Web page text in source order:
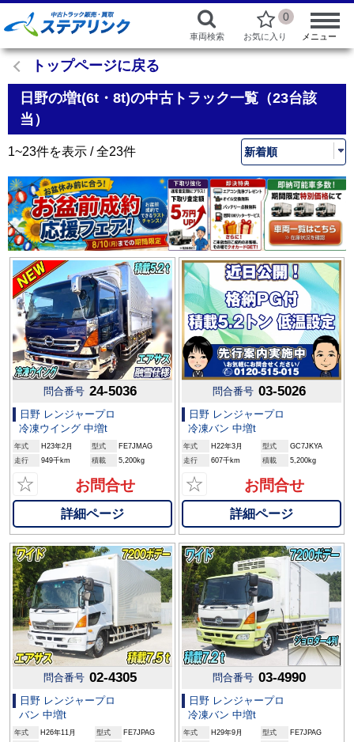
車両検索
0
お気に入り メニュー
トップページに戻る
日野の増t(6t・8t)の中古トラック一覧（23台該
当）
1~23件を表示 / 全23件
問合番号 24-5036
日野 レンジャープロ
冷凍ウイング 中増t
年式 H23年2月 型式
FE7JMAG
走行
949千km 積載 5,200kg
☆ お問合せ
詳細ページ
問合番号 03-5026
日野 レンジャープロ
冷凍バン 中増t
年式 H22年3月 型式
GC7JKYA
走行
607千km 積載 5,200kg
☆ お問合せ
詳細ページ
問合番号 02-4305
日野 レンジャープロ
バン 中増t
年式 H26年11月 型式
FE7JPAG
問合番号 03-4990
日野 レンジャープロ
冷凍バン 中増t
年式 H29年9月 型式
FE7JPAG